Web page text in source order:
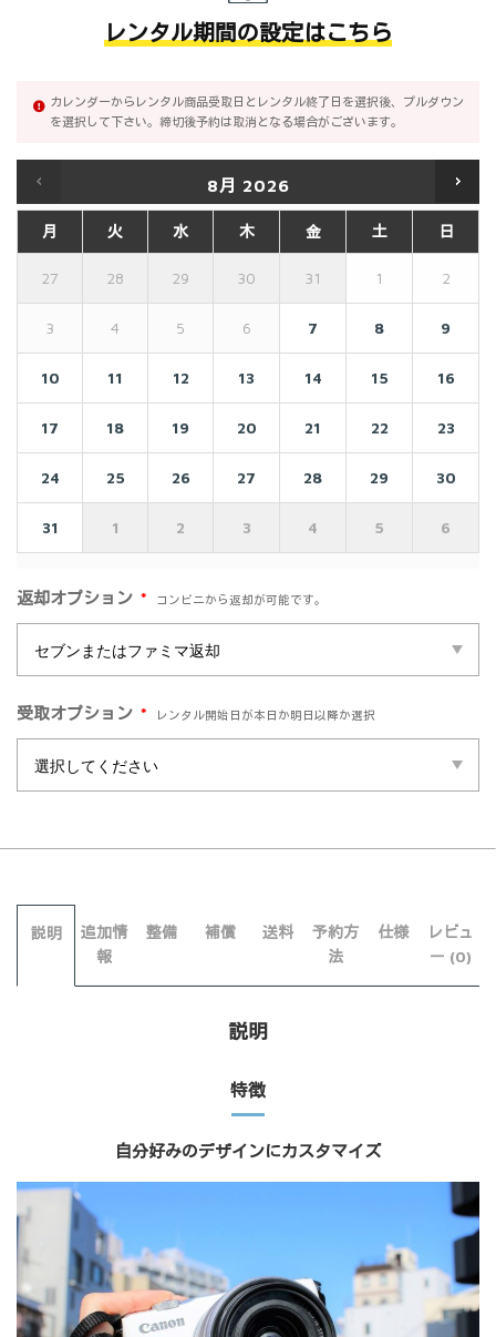
レンタル期間の設定はこちら
カレンダーからレンタル商品受取日とレンタル終了日を選択後、プルダウン
を選択して下さい。締切後予約は取消となる場合がございます。
8月 2026
月 火 水 木 金 土 日
27 28 29 30 31 1 2
3 4 5 6 7 8 9
10 11 12 13 14 15 16
17 18 19 20 21 22 23
24 25 26 27 28 29 30
31 1 2 3 4 5 6
返却オプション * コンビニから返却が可能です。
受取オプション * レンタル開始日が本日か明日以降か選択
説明
追加情
報
整備 補償 送料
予約方
法
仕様
レビュ
ー (0)
説明
特徴
自分好みのデザインにカスタマイズ